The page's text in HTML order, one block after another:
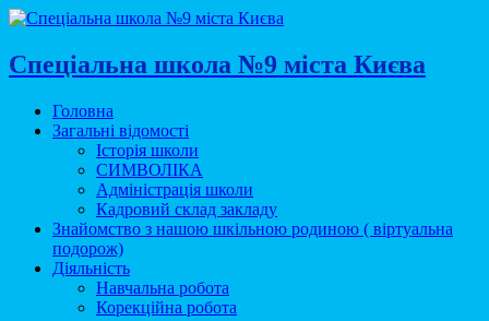
Спеціальна школа №9 міста Києва
Головна
Загальні відомості
Історія школи
СИМВОЛІКА
Адміністрація школи
Кадровий склад закладу
Знайомство з нашою шкільною родиною ( віртуальна
подорож)
Діяльність
Навчальна робота
Корекційна робота